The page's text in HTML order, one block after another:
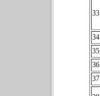
33
34
35
36
37